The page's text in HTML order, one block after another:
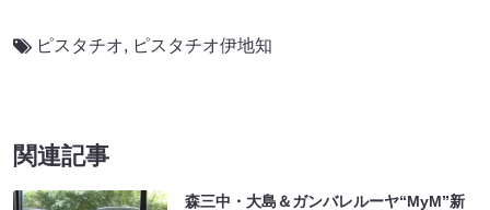
ピスタチオ, ピスタチオ伊地知
関連記事
森三中・大島＆ガンバレルーヤ“MyM”新